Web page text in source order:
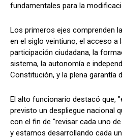
fundamentales para la
Los primeros ejes comprenden
en el siglo veintiuno, el acceso a
participación ciudadana, la
sistema, la autonomía e
Constitución, y la plena garantía
El alto funcionario destacó que,
previsto un despliegue nacional
con el fin de "revisar cada uno
y estamos desarrollando cada